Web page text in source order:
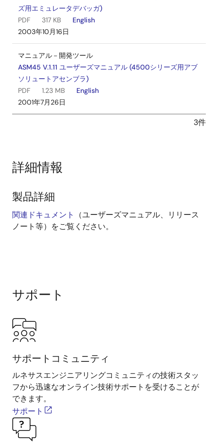
ズ用エミュレータデバッガ)
PDF
317 KB
English
2003年10月16日
マニュアル－開発ツール
ASM45 V.1.11 ユーザーズマニュアル (4500シリーズ用アブ
ソリュートアセンブラ)
PDF
1.23 MB
English
2001年7月26日
3件
詳細情報
製品詳細
関連ドキュメント
（ユーザーズマニュアル、リリース
ノート等）をご覧ください。
サポート
サポートコミュニティ
ルネサスエンジニアリングコミュニティの技術スタッ
フから迅速なオンライン技術サポートを受けることが
できます。
サポート